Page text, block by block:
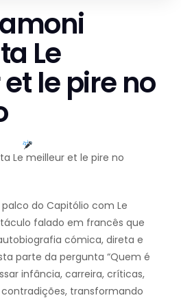
Le
le pire no
Le meilleur et le pire no
do Capitólio com Le
falado em francês que
cómica, direta e
parte da pergunta “Quem é
infância, carreira, críticas,
transformando